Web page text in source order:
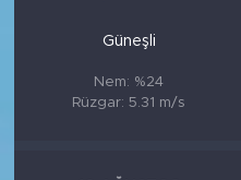
Güneşli
Nem: %24
Rüzgar: 5.31 m/s